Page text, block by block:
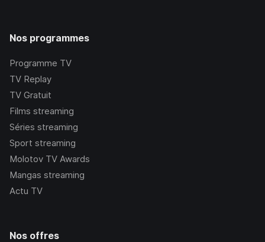
Nos programmes
Programme TV
TV Replay
TV Gratuit
Films streaming
Séries streaming
Sport streaming
Molotov TV Awards
Mangas streaming
Actu TV
Nos offres